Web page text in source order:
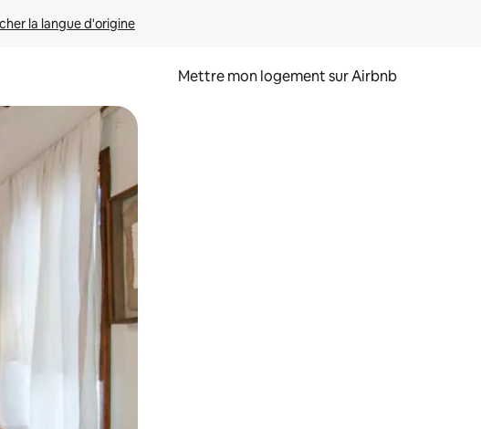
la langue d'origine
Mettre mon logement sur Airbnb
et en faisant glisser.